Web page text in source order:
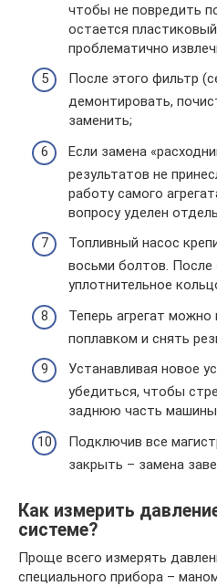
чтобы не повредить
остается
проблематично
После этого фильтр
демонтировать,
заменить;
Если замена
результатов не
работу самого
вопросу уделен
Топливный насос
восьми болтов.
уплотнительное
Теперь агрегат можно
поплавком и снять
Устанавливая новое
убедиться, чтобы
заднюю часть
Подключив все
закрыть – замена
Как измерить
системе?
Проще всего измерять
специального прибора –